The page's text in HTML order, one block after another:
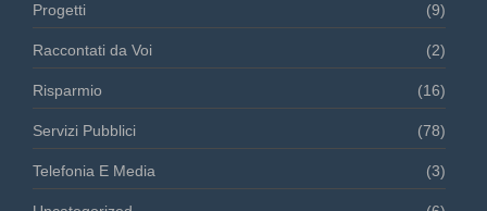
Progetti (9)
Raccontati da Voi (2)
Risparmio (16)
Servizi Pubblici (78)
Telefonia E Media (3)